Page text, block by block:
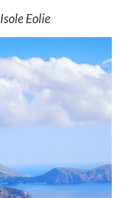
Isole Eolie